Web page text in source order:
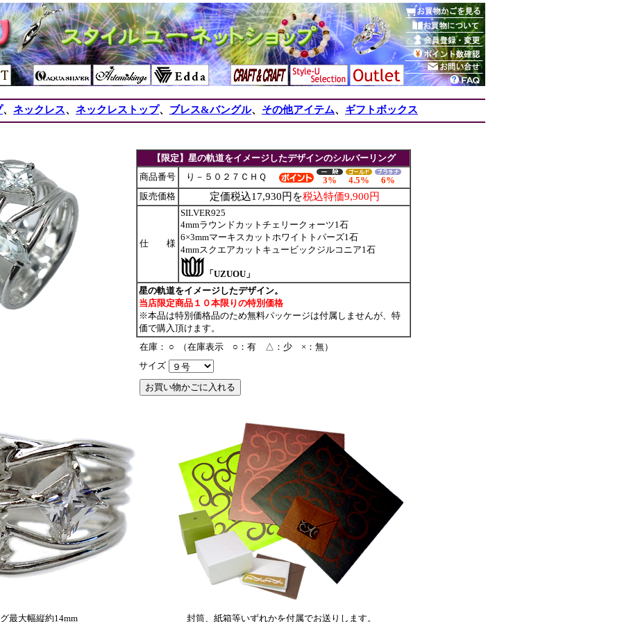
、 ネックレス、 ネックレストップ、 ブレス&バングル、 その他アイテム、 ギフトボックス
【限定】星の軌道をイメージしたデザインのシルバーリング
商品番号
り－５０２７ＣＨＱ 3% 4.5%
6%
販売価格
定価税込17,930円を税込特価9,900円
仕 様
SILVER925
4mmラウンドカットチェリークォーツ1石
6×3mmマーキスカットホワイトトパーズ1石
4mmスクエアカットキュービックジルコニア1石
「UZUOU」
星の軌道をイメージしたデザイン。
当店限定商品１０本限りの特別価格
※本品は特別価格品のため無料パッケージは付属しませんが、特
価で購入頂けます。
在庫： ○
（在庫表示 ○：有 △：少 ×：無）
サイズ
最大幅縦約14mm 封筒、紙箱等いずれかを付属でお送りします。